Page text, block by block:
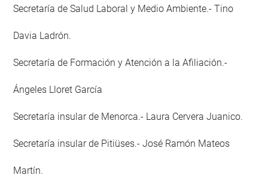
Secretaría de Salud Laboral y Medio Ambiente.- Tino
Davia Ladrón.
Secretaría de Formación y Atención a la Afiliación.-
Ángeles Lloret García
Secretaría insular de Menorca.- Laura Cervera Juanico.
Secretaría insular de Pitiüses.- José Ramón Mateos
Martín.